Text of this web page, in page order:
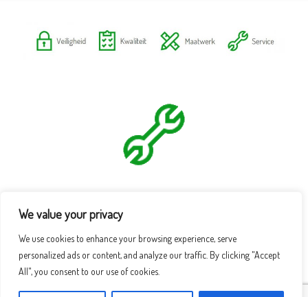
We value your privacy
We use cookies to enhance your browsing experience, serve
personalized ads or content, and analyze our traffic. By clicking "Accept
All", you consent to our use of cookies.